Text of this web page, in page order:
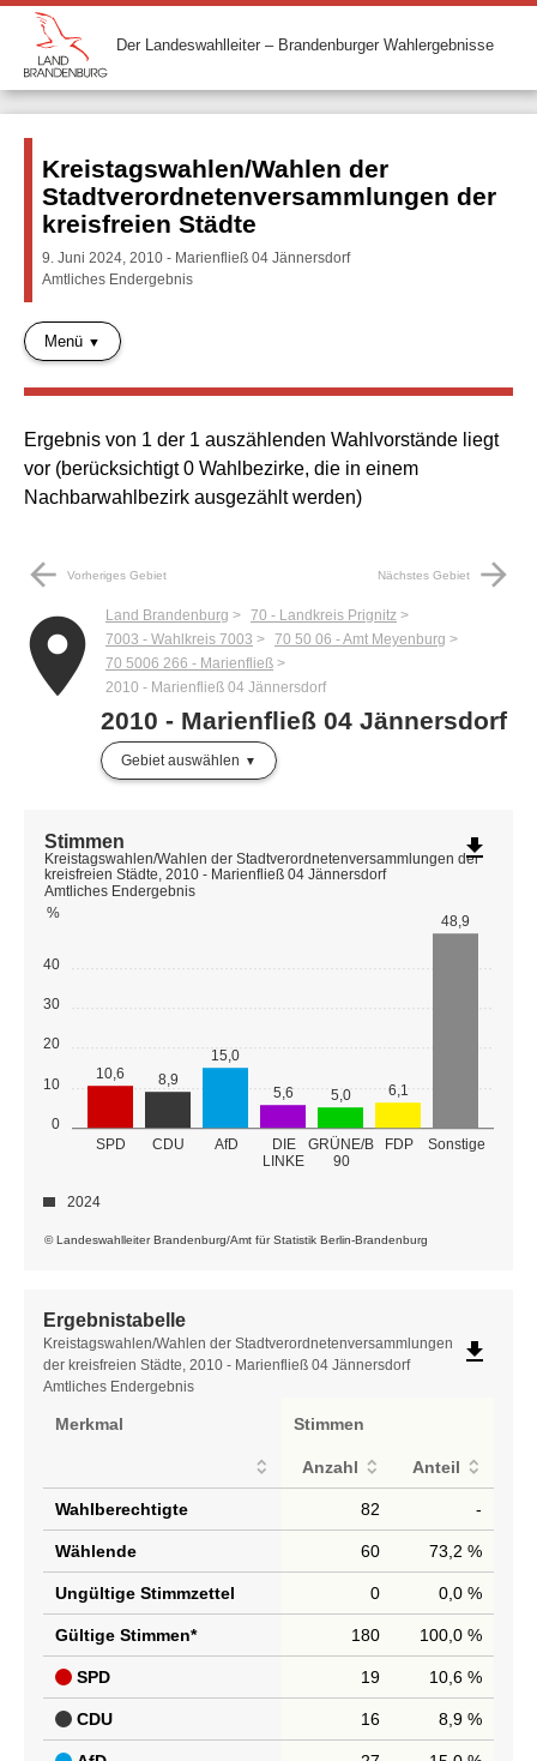
Der Landeswahlleiter – Brandenburger Wahlergebnisse
Kreistagswahlen/Wahlen der
Stadtverordnetenversammlungen der
kreisfreien Städte
9. Juni 2024, 2010 - Marienfließ 04 Jännersdorf
Amtliches Endergebnis
Menü
Ergebnis von 1 der 1 auszählenden Wahlvorstände liegt
vor (berücksichtigt 0 Wahlbezirke, die in einem
Nachbarwahlbezirk ausgezählt werden)
arrow_back Vorheriges Gebiet Nächstes Gebiet arrow_forward
place Land Brandenburg
70 - Landkreis Prignitz
7003 - Wahlkreis 7003
70 50 06 - Amt Meyenburg
70 5006 266 - Marienfließ
2010 - Marienfließ 04 Jännersdorf
2010 - Marienfließ 04 Jännersdorf
Gebiet auswählen
0
10
20
30
40
%
SPD CDU AfD
DIE
LINKE
GRÜNE/B
90
FDP Sonstige
10,6 8,9
15,0
5,6 5,0 6,1
48,9
© Landeswahlleiter Brandenburg/Amt für Statistik Berlin-Brandenburg
Stimmen
Kreistagswahlen/Wahlen der Stadtverordnetenversammlungen der
kreisfreien Städte, 2010 - Marienfließ 04 Jännersdorf
Amtliches Endergebnis
2024
file_download
Ergebnistabelle
Ergebnistabelle
Kreistagswahlen/Wahlen der Stadtverordnetenversammlungen
der kreisfreien Städte, 2010 - Marienfließ 04 Jännersdorf
Amtliches Endergebnis
file_download
Merkmal Stimmen
Anzahl Anteil
Wahlberechtigte 82 -
Wählende 60 73,2 %
Ungültige Stimmzettel 0 0,0 %
Gültige Stimmen* 180 100,0 %
SPD 19 10,6 %
CDU 16 8,9 %